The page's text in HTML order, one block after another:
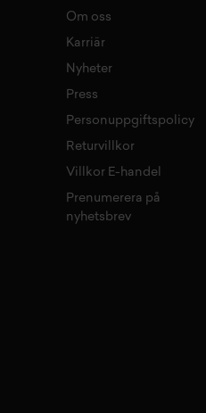
Om oss
Karriär
Nyheter
Press
Personuppgiftspolicy
Returvillkor
Villkor E-handel
Prenumerera på
nyhetsbrev